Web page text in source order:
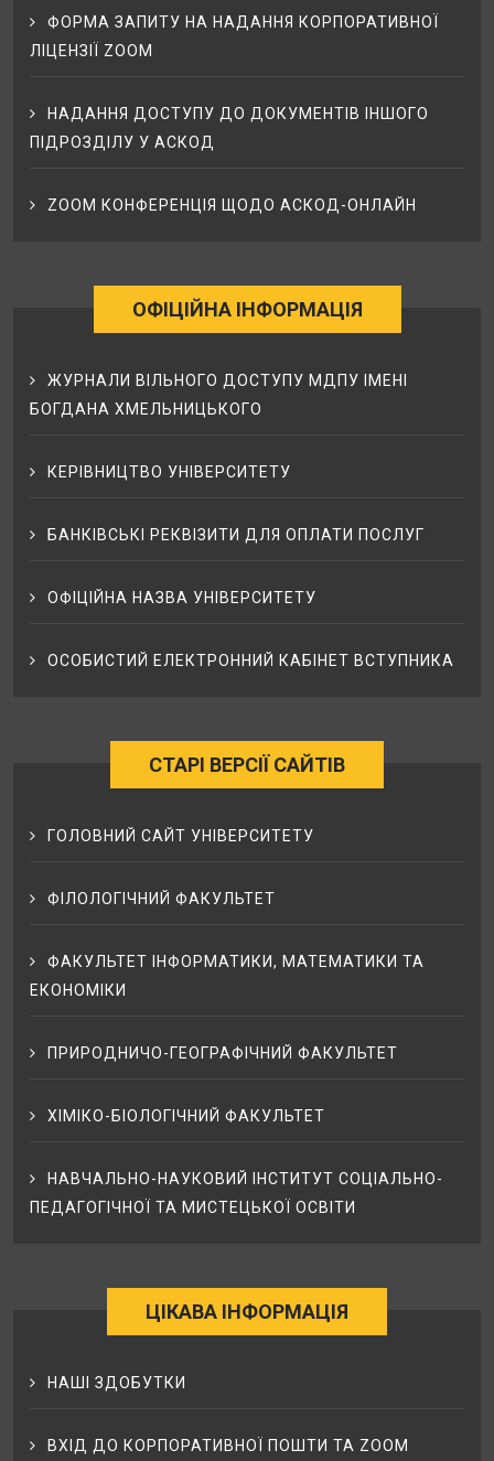
ФОРМА ЗАПИТУ НА НАДАННЯ КОРПОРАТИВНОЇ
ЛІЦЕНЗІЇ ZOOM
НАДАННЯ ДОСТУПУ ДО ДОКУМЕНТІВ ІНШОГО
ПІДРОЗДІЛУ У АСКОД
ZOOM КОНФЕРЕНЦІЯ ЩОДО АСКОД-ОНЛАЙН
ОФІЦІЙНА ІНФОРМАЦІЯ
ЖУРНАЛИ ВІЛЬНОГО ДОСТУПУ МДПУ ІМЕНІ
БОГДАНА ХМЕЛЬНИЦЬКОГО
КЕРІВНИЦТВО УНІВЕРСИТЕТУ
БАНКІВСЬКІ РЕКВІЗИТИ ДЛЯ ОПЛАТИ ПОСЛУГ
ОФІЦІЙНА НАЗВА УНІВЕРСИТЕТУ
ОСОБИСТИЙ ЕЛЕКТРОННИЙ КАБІНЕТ ВСТУПНИКА
СТАРІ ВЕРСІЇ САЙТІВ
ГОЛОВНИЙ САЙТ УНІВЕРСИТЕТУ
ФІЛОЛОГІЧНИЙ ФАКУЛЬТЕТ
ФАКУЛЬТЕТ ІНФОРМАТИКИ, МАТЕМАТИКИ ТА
ЕКОНОМІКИ
ПРИРОДНИЧО-ГЕОГРАФІЧНИЙ ФАКУЛЬТЕТ
ХІМІКО-БІОЛОГІЧНИЙ ФАКУЛЬТЕТ
НАВЧАЛЬНО-НАУКОВИЙ ІНСТИТУТ СОЦІАЛЬНО-
ПЕДАГОГІЧНОЇ ТА МИСТЕЦЬКОЇ ОСВІТИ
ЦІКАВА ІНФОРМАЦІЯ
НАШІ ЗДОБУТКИ
ВХІД ДО КОРПОРАТИВНОЇ ПОШТИ ТА ZOOM